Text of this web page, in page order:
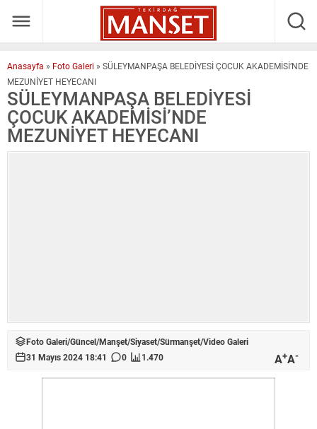
Anasayfa » Foto Galeri » SÜLEYMANPAŞA BELEDİYESİ ÇOCUK AKADEMİSİ’NDE
MEZUNİYET HEYECANI
SÜLEYMANPAŞA BELEDİYESİ
ÇOCUK AKADEMİSİ’NDE
MEZUNİYET HEYECANI
Foto Galeri/Güncel/Manşet/Siyaset/Sürmanşet/Video Galeri
31 Mayıs 2024 18:41
0 1.470 A+A-